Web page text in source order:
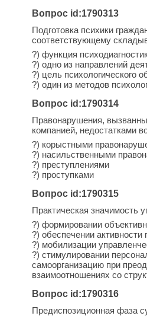
Вопрос id:1790313
Подготовка психики
соответствующему
?) функция
?) одно из направлений
?) цель психологического
?) один из методов
Вопрос id:1790314
Правонарушения,
компанией, недостатками
?) корыстными
?) насильственными
?) преступлениями
?) проступками
Вопрос id:1790315
Практическая значимость
?) формировании
?) обеспечении
?) мобилизации
?) стимулировании
самоорганизацию при
взаимоотношениях со
Вопрос id:1790316
Предиспозиционная фаза